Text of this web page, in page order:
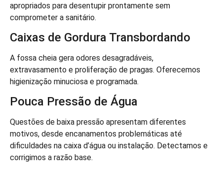
apropriados para desentupir prontamente sem
comprometer a sanitário.
Caixas de Gordura Transbordando
A fossa cheia gera odores desagradáveis,
extravasamento e proliferação de pragas. Oferecemos
higienização minuciosa e programada.
Pouca Pressão de Água
Questões de baixa pressão apresentam diferentes
motivos, desde encanamentos problemáticas até
dificuldades na caixa d’água ou instalação. Detectamos e
corrigimos a razão base.